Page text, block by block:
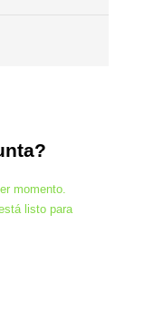
momento.
listo para